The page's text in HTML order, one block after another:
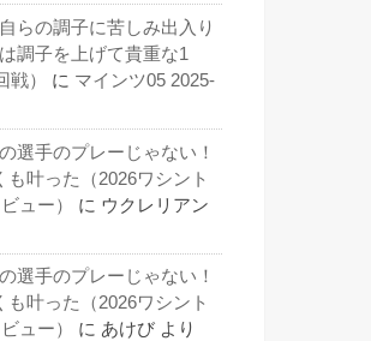
らの調子に苦しみ出入り
調子を上げて貴重な1
）
に マインツ05 2025-
選手のプレーじゃない！
叶った（2026ワシント
ュー）
に ウクレリアン
選手のプレーじゃない！
叶った（2026ワシント
ュー）
に あけび より